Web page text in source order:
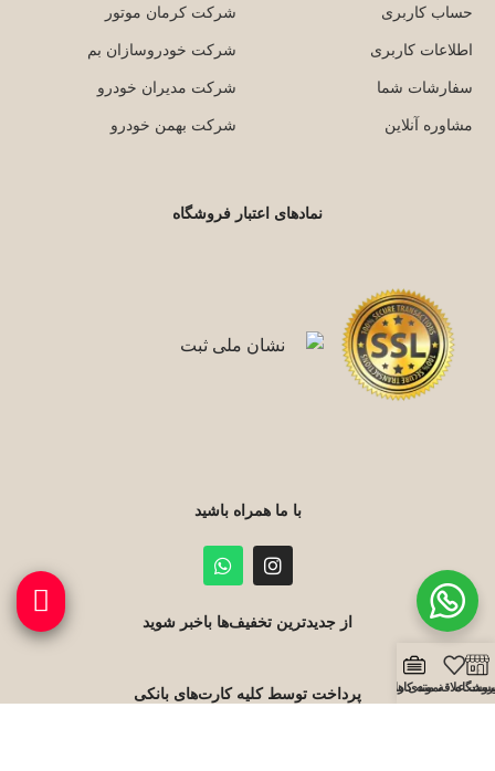
حساب کاربری
اطلاعات کاربری
سفارشات شما
مشاوره آنلاین
شرکت کرمان موتور
شرکت خودروسازان بم
شرکت مدیران خودرو
شرکت بهمن خودرو
نمادهای اعتبار فروشگاه
با ما همراه باشید
از جدیدترین تخفیف‌ها باخبر شوید
پرداخت توسط کلیه کارت‌های بانکی علاقه مندی ها
نمونه کارها